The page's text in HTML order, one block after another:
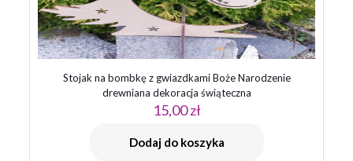
Stojak na bombkę z gwiazdkami Boże Narodzenie
drewniana dekoracja świąteczna
15,00zł
Dodaj do koszyka